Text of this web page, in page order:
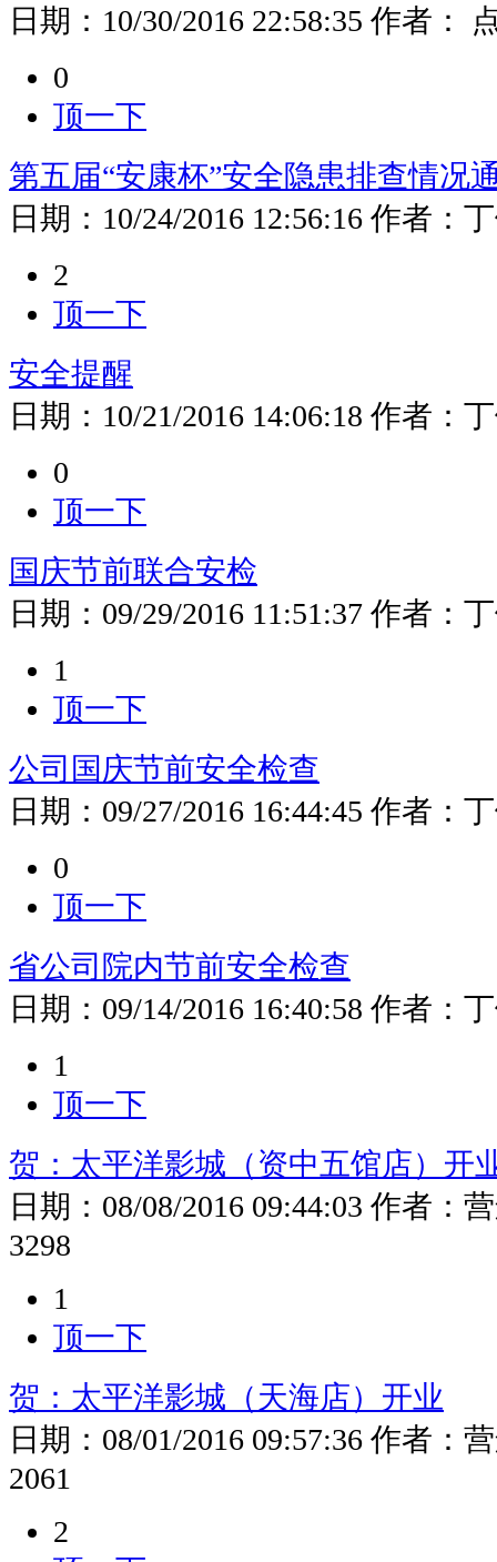
日期： 10/30/2016 22:58:35 作者：
0
顶一下
第五届“安康杯”安全隐患排查情况
日期： 10/24/2016 12:56:16 作者：
2
顶一下
安全提醒
日期： 10/21/2016 14:06:18 作者：
0
顶一下
国庆节前联合安检
日期： 09/29/2016 11:51:37 作者：
1
顶一下
公司国庆节前安全检查
日期： 09/27/2016 16:44:45 作者：
0
顶一下
省公司院内节前安全检查
日期： 09/14/2016 16:40:58 作者：
1
顶一下
贺：太平洋影城（资中五馆店）开
日期： 08/08/2016 09:44:03 作者：
3298
1
顶一下
贺：太平洋影城（天海店）开业
日期： 08/01/2016 09:57:36 作者：
2061
2